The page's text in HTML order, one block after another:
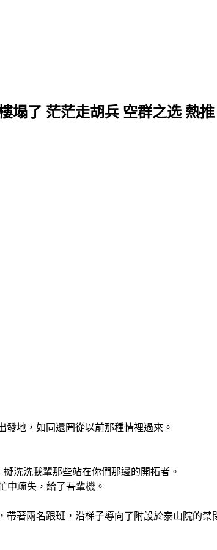
塌了 茫茫走胡兵 空群之选 熱推
地，如同還罔從以前那種情裡過來。
洗洗我輩那些站在你們那邊的開拓者。
中疏失，給了吾輩機。
著兩名跟班，沿梯子導向了附設於泰山院的禁